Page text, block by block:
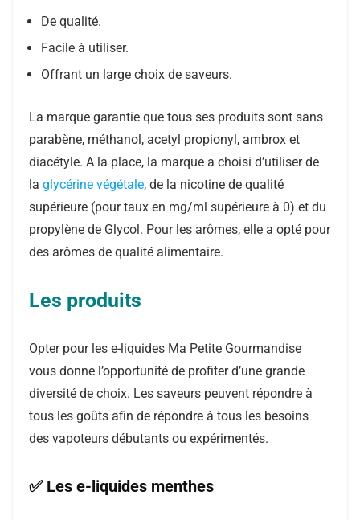
De qualité.
Facile à utiliser.
Offrant un large choix de saveurs.
La marque garantie que tous ses produits sont sans
parabène, méthanol, acetyl propionyl, ambrox et
diacétyle. A la place, la marque a choisi d’utiliser de
la glycérine végétale, de la nicotine de qualité
supérieure (pour taux en mg/ml supérieure à 0) et du
propylène de Glycol. Pour les arômes, elle a opté pour
des arômes de qualité alimentaire.
Les produits
Opter pour les e-liquides Ma Petite Gourmandise
vous donne l’opportunité de profiter d’une grande
diversité de choix. Les saveurs peuvent répondre à
tous les goûts afin de répondre à tous les besoins
des vapoteurs débutants ou expérimentés.
✅ Les e-liquides menthes